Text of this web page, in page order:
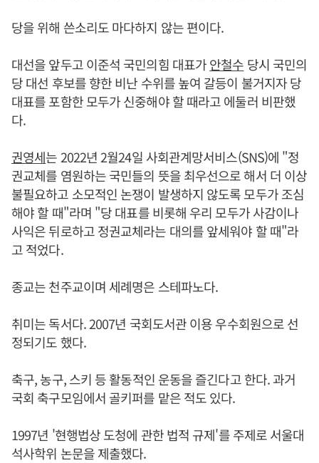
당을 위해 쓴소리도 마다하지 않는 편이다.
대선을 앞두고 이준석 국민의힘 대표가안철수 당시 국민의
당 대선 후보를 향한 비난 수위를 높여 갈등이 불거지자 당
대표를 포함한 모두가 신중해야 할 때라고 에둘러 비판했
다.
권영세는 2022년 2월24일 사회관계망서비스(SNS)에 "정
권교체를 염원하는 국민들의 뜻을 최우선으로 해서 더 이상
불필요하고 소모적인 논쟁이 발생하지 않도록 모두가 조심
해야 할 때"라며 "당 대표를 비롯해 우리 모두가 사감이나
사익은 뒤로하고 정권교체라는 대의를 앞세워야 할 때"라
고 적었다.
종교는 천주교이며 세례명은 스테파노다.
취미는 독서다. 2007년 국회도서관 이용 우수회원으로 선
정되기도 했다.
축구, 농구, 스키 등 활동적인 운동을 즐긴다고 한다. 과거
국회 축구모임에서 골키퍼를 맡은 적도 있다.
1997년 '현행법상 도청에 관한 법적 규제'를 주제로 서울대
석사학위 논문을 제출했다.